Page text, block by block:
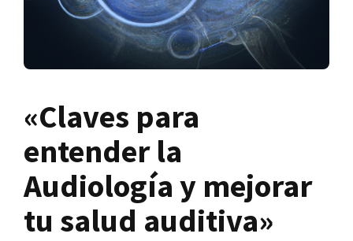
«Claves para
entender la
Audiología y mejorar
tu salud auditiva»